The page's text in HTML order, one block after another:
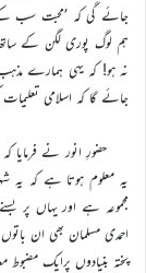
جائے گی کہ ’محبت سب
ہم لوگ پوری لگن کے
نہ ہو! کہ یہی ہمارے
جائے گا کہ اسلامی
حضورِ انور نے فرمایا
یہ معلوم ہوتا ہے کہ یہ
مجموعہ ہے اور یہاں پر
احمدی مسلمان بھی ان
پختہ بنیادوں پرایک